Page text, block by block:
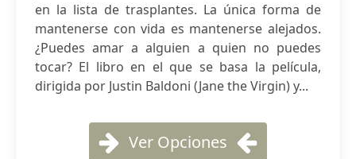
en la lista de trasplantes. La única forma de
mantenerse con vida es mantenerse alejados.
¿Puedes amar a alguien a quien no puedes
tocar? El libro en el que se basa la película,
dirigida por Justin Baldoni (Jane the Virgin) y...
Ver Opciones